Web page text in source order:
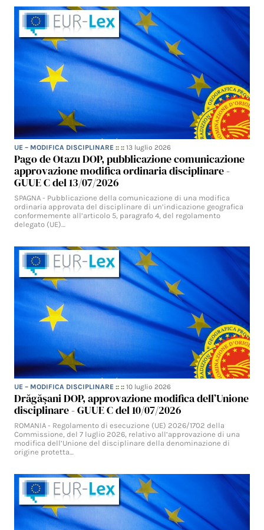
UE – MODIFICA DISCIPLINARE :: ::13 luglio 2026
Pago de Otazu DOP, pubblicazione comunicazione
approvazione modifica ordinaria disciplinare -
GUUE C del 13/07/2026
SPAGNA - Pubblicazione della comunicazione di una modifica
ordinaria approvata del disciplinare di un’indicazione geografica
conformemente all’articolo 5, paragrafo 4, del regolamento
delegato (UE)…
UE – MODIFICA DISCIPLINARE :: ::10 luglio 2026
Drăgăşani DOP, approvazione modifica dell’Unione
disciplinare - GUUE C del 10/07/2026
ROMANIA - Regolamento di esecuzione (UE) 2026/1702 della
Commissione, del 7 luglio 2026, relativo all’approvazione di una
modifica dell’Unione del disciplinare della denominazione di
origine protetta…